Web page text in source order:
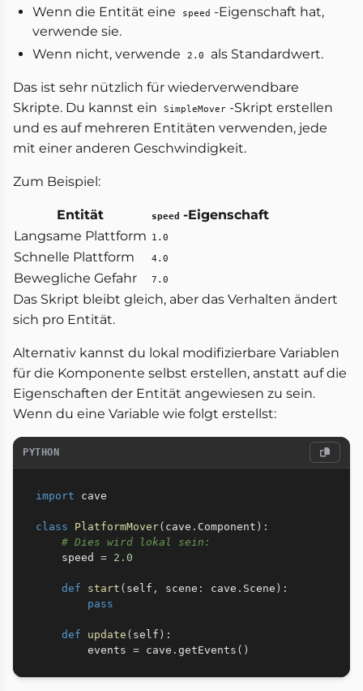
Wenn die Entität eine speed -Eigenschaft hat,
verwende sie.
Wenn nicht, verwende
2.0 als Standardwert.
Das ist sehr nützlich für wiederverwendbare
Skripte. Du kannst ein
SimpleMover -Skript erstellen
und es auf mehreren Entitäten verwenden, jede
mit einer anderen Geschwindigkeit.
Zum Beispiel:
Entität speed -Eigenschaft
Langsame Plattform 1.0
Schnelle Plattform 4.0
Bewegliche Gefahr 7.0
Das Skript bleibt gleich, aber das Verhalten ändert
sich pro Entität.
Alternativ kannst du lokal modifizierbare Variablen
für die Komponente selbst erstellen, anstatt auf die
Eigenschaften der Entität angewiesen zu sein.
Wenn du eine Variable wie folgt erstellst:
PYTHON
import cave
class PlatformMover( cave . Component ) :
# Dies wird lokal sein:
    speed
= 2.0
def start ( self , scene : cave . Scene ) :
pass
def update ( self ) :
        events
= cave . getEvents ( )